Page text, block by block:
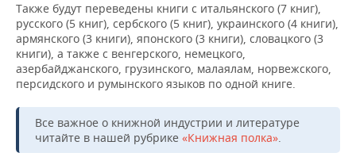
Также будут переведены книги с итальянского (7 книг),
русского (5 книг), сербского (5 книг), украинского (4 книги),
армянского (3 книги), японского (3 книги), словацкого (3
книги), а также с венгерского, немецкого,
азербайджанского, грузинского, малаялам, норвежского,
персидского и румынского языков по одной книге.
Все важное о книжной индустрии и литературе
читайте в нашей рубрике «Книжная полка».